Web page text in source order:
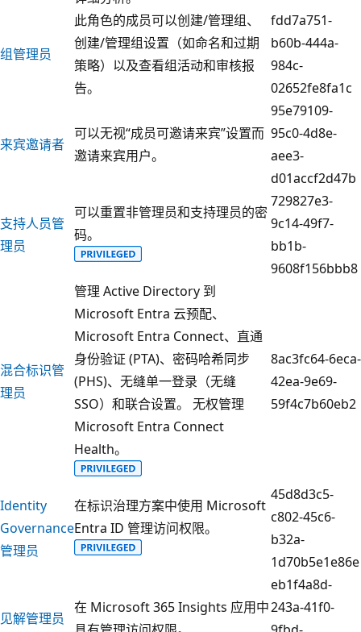
组管理员
此角色的成员可以创建/管理组、
创建/管理组设置（如命名和过期
策略）以及查看组活动和审核报
告。
fdd7a751-
b60b-444a-
984c-
02652fe8fa1c
来宾邀请者
可以无视“成员可邀请来宾”设置而
邀请来宾用户。
95e79109-
95c0-4d8e-
aee3-
d01accf2d47b
支持人员管
理员
可以重置非管理员和支持理员的密
码。
729827e3-
9c14-49f7-
bb1b-
9608f156bbb8
混合标识管
理员
管理 Active Directory 到
Microsoft Entra 云预配、
Microsoft Entra Connect、直通
身份验证 (PTA)、密码哈希同步
(PHS)、无缝单一登录（无缝
SSO）和联合设置。 无权管理
Microsoft Entra Connect
Health。
8ac3fc64-6eca-
42ea-9e69-
59f4c7b60eb2
Identity
Governance
管理员
在标识治理方案中使用 Microsoft
Entra ID 管理访问权限。
45d8d3c5-
c802-45c6-
b32a-
1d70b5e1e86e
见解管理员
在 Microsoft 365 Insights 应用中
eb1f4a8d-
243a-41f0-